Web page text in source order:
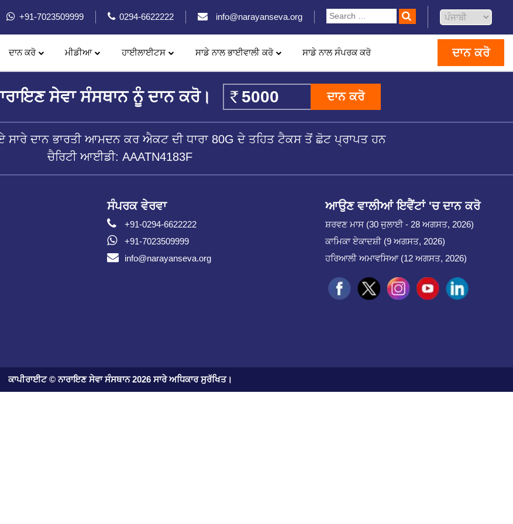
+91-7023509999 0294-6622222 info@narayanseva.org
ਦਾਨ ਕਰੋ ਮੀਡੀਆ ਹਾਈਲਾਈਟਸ ਸਾਡੇ ਨਾਲ ਭਾਈਵਾਲੀ ਕਰੋ ਸਾਡੇ ਨਾਲ ਸੰਪਰਕ ਕਰੋ ਦਾਨ ਕਰੋ
ਸੇਵਾ ਸੰਸਥਾਨ ਨੂੰ ਦਾਨ ਕਰੋ। ਦਾਨ ਕਰੋ
ਸਾਰੇ ਦਾਨ ਭਾਰਤੀ ਆਮਦਨ ਕਰ ਐਕਟ ਦੀ ਧਾਰਾ 80G ਦੇ ਤਹਿਤ ਟੈਕਸ ਤੋਂ ਛੋਟ ਪ੍ਰਾਪਤ ਹਨ
ਚੈਰਿਟੀ ਆਈਡੀ: AAATN4183F
ਸੰਪਰਕ ਵੇਰਵਾ
+91-0294-6622222
+91-7023509999
info@narayanseva.org
ਆਉਣ ਵਾਲੀਆਂ ਇਵੈਂਟਾਂ 'ਚ ਦਾਨ ਕਰੋ
ਸ਼ਰਵਣ ਮਾਸ (30 ਜੁਲਾਈ - 28 ਅਗਸਤ, 2026)
ਕਾਮਿਕਾ ਏਕਾਦਸ਼ੀ (9 ਅਗਸਤ, 2026)
ਹਰਿਆਲੀ ਅਮਾਵਸਿਆ (12 ਅਗਸਤ, 2026)
ਕਾਪੀਰਾਈਟ © ਨਾਰਾਇਣ ਸੇਵਾ ਸੰਸਥਾਨ 2026 ਸਾਰੇ ਅਧਿਕਾਰ ਸੁਰੱਖਿਤ।